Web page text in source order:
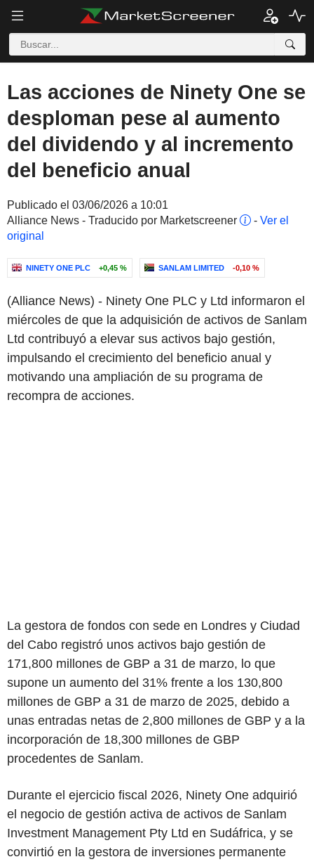
Las acciones de Ninety One se
desploman pese al aumento
del dividendo y al incremento
del beneficio anual
Publicado el 03/06/2026 a 10:01
Alliance News - Traducido por Marketscreener
- Ver el
original
NINETY ONE PLC +0,45 % SANLAM LIMITED -0,10 %
(Alliance News) - Ninety One PLC y Ltd informaron el
miércoles de que la adquisición de activos de Sanlam
Ltd contribuyó a elevar sus activos bajo gestión,
impulsando el crecimiento del beneficio anual y
motivando una ampliación de su programa de
recompra de acciones.
La gestora de fondos con sede en Londres y Ciudad
del Cabo registró unos activos bajo gestión de
171,800 millones de GBP a 31 de marzo, lo que
supone un aumento del 31% frente a los 130,800
millones de GBP a 31 de marzo de 2025, debido a
unas entradas netas de 2,800 millones de GBP y a la
incorporación de 18,300 millones de GBP
procedentes de Sanlam.
Durante el ejercicio fiscal 2026, Ninety One adquirió
el negocio de gestión activa de activos de Sanlam
Investment Management Pty Ltd en Sudáfrica, y se
convirtió en la gestora de inversiones permanente